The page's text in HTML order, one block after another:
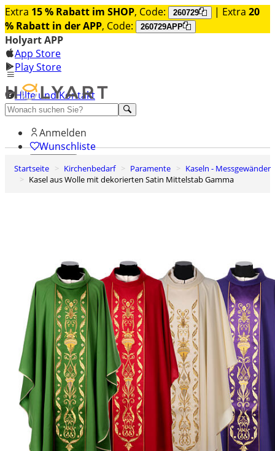
Extra 15 % Rabatt im SHOP, Code: 260729 | Extra 20
% Rabatt in der APP, Code: 260729APP
Holyart APP
App Store
Play Store
Hilfe und Kontakt
Entdecken Sie Premium
Anmelden
Wunschliste
0
Warenkorb
Startseite Kirchenbedarf Paramente
Kaseln - Messgewänder
Kasel aus Wolle mit dekorierten Satin Mittelstab Gamma